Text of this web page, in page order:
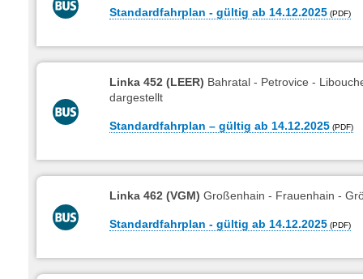
Standardfahrplan - gültig ab 14.12.2025
Linka 452 (LEER) Bahratal - Petrovice -
dargestellt
Standardfahrplan – gültig ab 14.12.2025
Linka 462 (VGM)Großenhain - Frauenhain -
Standardfahrplan - gültig ab 14.12.2025